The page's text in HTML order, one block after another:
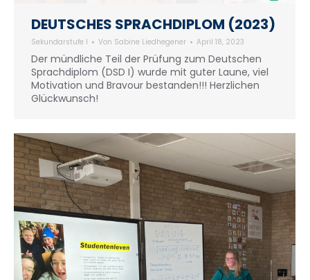
DEUTSCHES SPRACHDIPLOM (2023)
Sekundarstufe I Von Sabine Liedhegener April 18, 2023
Der mündliche Teil der Prüfung zum Deutschen
Sprachdiplom (DSD I) wurde mit guter Laune, viel
Motivation und Bravour bestanden!!! Herzlichen
Glückwunsch!